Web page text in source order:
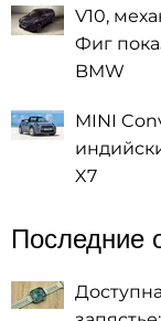
V10,
Фиг
BMW
MINI
X7
Последние